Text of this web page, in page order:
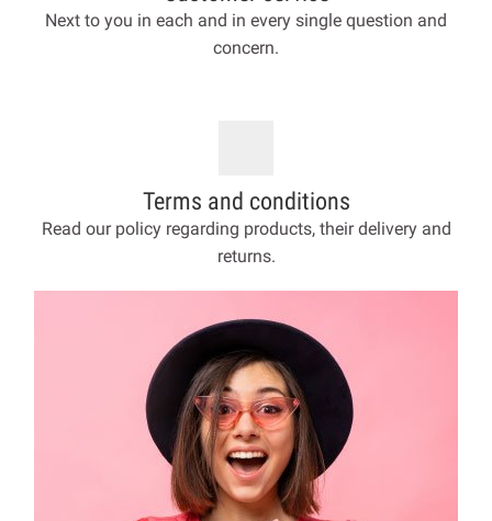
Next to you in each and in every single question and
concern.
Terms and conditions
Read our policy regarding products, their delivery and
returns.